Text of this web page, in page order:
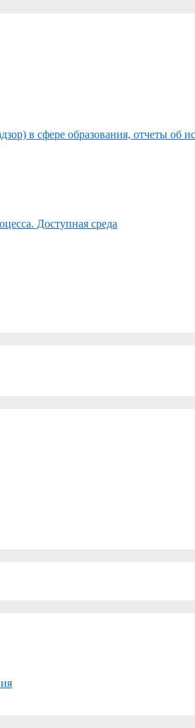
в сфере образования, отчеты
Доступная среда